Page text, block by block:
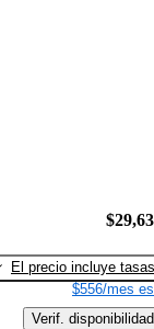
El precio incluye tasas
$556/mes
Verif. disponibilidad